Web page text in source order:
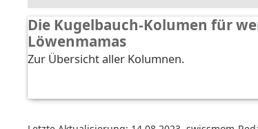
Die Kugelbauch-Kolumen für
Löwenmamas
Zur Übersicht aller Kolumnen.